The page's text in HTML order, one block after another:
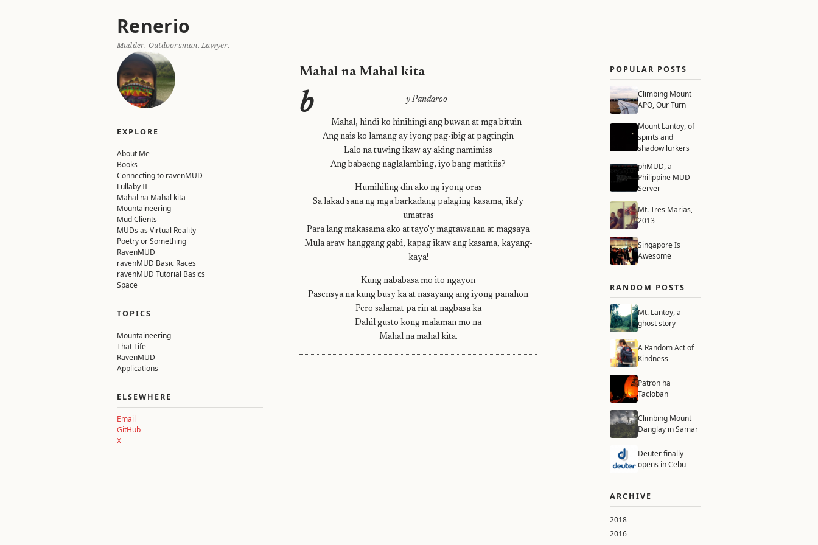
Renerio
Mudder. Outdoorsman. Lawyer.
EXPLORE
About Me
Books
Connecting to ravenMUD
Lullaby II
Mahal na Mahal kita
Mountaineering
Mud Clients
MUDs as Virtual Reality
Poetry or Something
RavenMUD
ravenMUD Basic Races
ravenMUD Tutorial Basics
Space
TOPICS
Mountaineering
That Life
RavenMUD
Applications
ELSEWHERE
Email
GitHub
X
Mahal na Mahal kita
b y Pandaroo
Mahal, hindi ko hinihingi ang buwan at mga bituin
Ang nais ko lamang ay iyong pag-ibig at pagtingin
Lalo na tuwing ikaw ay aking namimiss
Ang babaeng naglalambing, iyo bang matitiis?
Humihiling din ako ng iyong oras
Sa lakad sana ng mga barkadang palaging kasama, ika'y
umatras
Para lang makasama ako at tayo'y magtawanan at magsaya
Mula araw hanggang gabi, kapag ikaw ang kasama, kayang-
kaya!
Kung nababasa mo ito ngayon
Pasensya na kung busy ka at nasayang ang iyong panahon
Pero salamat pa rin at nagbasa ka
Dahil gusto kong malaman mo na
Mahal na mahal kita.
POPULAR POSTS
Climbing Mount
APO, Our Turn
Mount Lantoy, of
spirits and
shadow lurkers
phMUD, a
Philippine MUD
Server
Mt. Tres Marias,
2013
Singapore Is
Awesome
RANDOM POSTS
Mt. Lantoy, a
ghost story
A Random Act of
Kindness
Patron ha
Tacloban
Climbing Mount
Danglay in Samar
Deuter finally
opens in Cebu
ARCHIVE
2018
2016